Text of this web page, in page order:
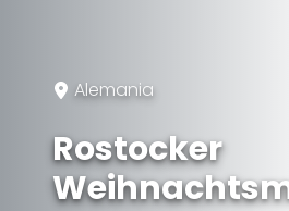
Alemania
Rostocker